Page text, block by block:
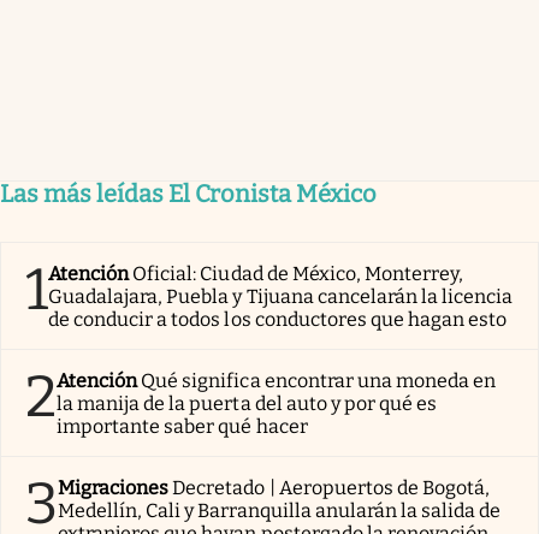
Las más leídas El Cronista México
1AtenciónOficial: Ciudad de México, Monterrey,
Guadalajara, Puebla y Tijuana cancelarán la licencia
de conducir a todos los conductores que hagan esto
2AtenciónQué significa encontrar una moneda en
la manija de la puerta del auto y por qué es
importante saber qué hacer
3MigracionesDecretado | Aeropuertos de Bogotá,
Medellín, Cali y Barranquilla anularán la salida de